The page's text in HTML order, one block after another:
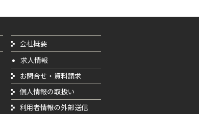
会社概要
求人情報
お問合せ・資料請求
個人情報の取扱い
利用者情報の外部送信